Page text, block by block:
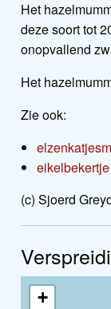
Het
deze soort tot
onopvallend
Het
Zie ook:
(c) Sjoerd
+